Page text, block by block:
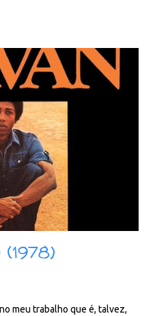
Drive - Box - MEGA
meu trabalho que é, talvez,